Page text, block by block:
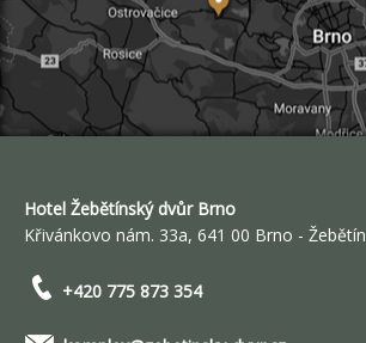
Hotel Žebětínský dvůr Brno
Křivánkovo nám. 33a, 641 00 Brno - Žebětín
+420 775 873 354